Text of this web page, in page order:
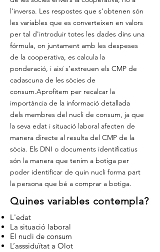
l'inversa. Les respostes que s'obtenen són
les variables que es converteixen en valors
per tal d'introduir totes les dades dins una
fórmula, on juntament amb les despeses
de la cooperativa, es calcula la
ponderació, i així s’extreuen els CMP de
cadascuna de les sòcies de
consum.Aprofitem per recalcar la
importància de la informació detallada
dels membres del nucli de consum, ja que
la seva edat i situació laboral afecten de
manera directe al resulta del CMP de la
sòcia. Els DNI o documents identificatius
són la manera que tenim a botiga per
poder identificar de quin nucli forma part
la persona que bé a comprar a botiga.
Quines variables contempla?
L'edat
La situació laboral
El nucli de consum
L’asssiduïtat a Olot